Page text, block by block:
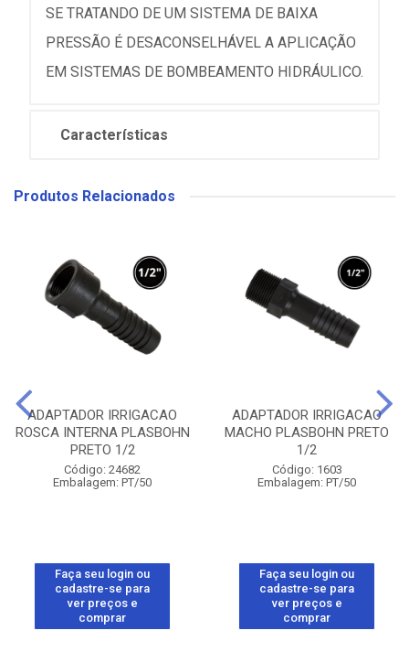
SE TRATANDO DE UM SISTEMA DE BAIXA
PRESSÃO É DESACONSELHÁVEL A APLICAÇÃO
EM SISTEMAS DE BOMBEAMENTO HIDRÁULICO.
Características
Produtos Relacionados
ADAPTADOR IRRIGACAO
ROSCA INTERNA PLASBOHN
PRETO 1/2
Código: 24682
Embalagem: PT/50
Faça seu login ou
cadastre-se para
ver preços e
comprar
ADAPTADOR IRRIGACAO
MACHO PLASBOHN PRETO
1/2
Código: 1603
Embalagem: PT/50
Faça seu login ou
cadastre-se para
ver preços e
comprar